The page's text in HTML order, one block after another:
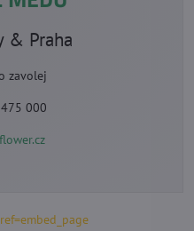
& Praha
zavolej
000